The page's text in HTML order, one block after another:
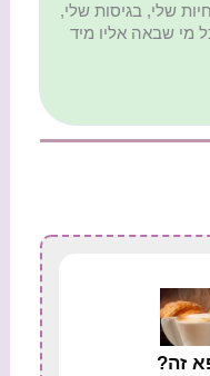
שלי, בגיסות שלי,
מי שבאה אליו מיד
זה?